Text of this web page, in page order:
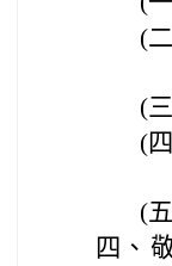
(
(
(
(
四、